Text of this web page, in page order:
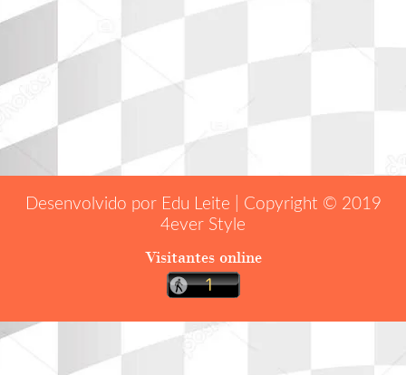
Desenvolvido por Edu Leite | Copyright © 2019
4ever Style
Visitantes online